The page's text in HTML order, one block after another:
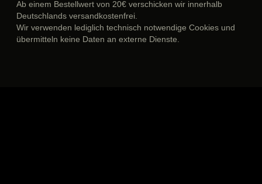
Ab einem Bestellwert von 20€ verschicken wir innerhalb
Deutschlands versandkostenfrei.
Wir verwenden lediglich technisch notwendige Cookies und
übermitteln keine Daten an externe Dienste.